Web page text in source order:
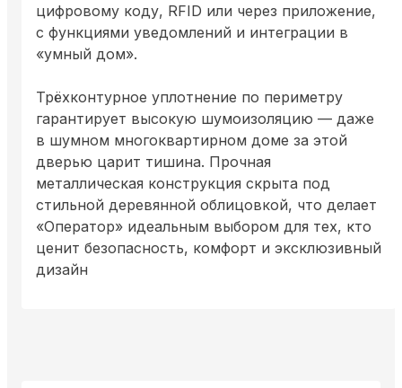
цифровому коду, RFID или через приложение,
с функциями уведомлений и интеграции в
«умный дом».
Трёхконтурное уплотнение по периметру
гарантирует высокую шумоизоляцию — даже
в шумном многоквартирном доме за этой
дверью царит тишина. Прочная
металлическая конструкция скрыта под
стильной деревянной облицовкой, что делает
«Оператор» идеальным выбором для тех, кто
ценит безопасность, комфорт и эксклюзивный
дизайн